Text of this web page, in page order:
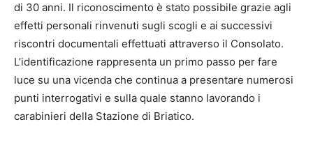
di 30 anni. Il riconoscimento è stato possibile grazie agli
effetti personali rinvenuti sugli scogli e ai successivi
riscontri documentali effettuati attraverso il Consolato.
L’identificazione rappresenta un primo passo per fare
luce su una vicenda che continua a presentare numerosi
punti interrogativi e sulla quale stanno lavorando i
carabinieri della Stazione di Briatico.